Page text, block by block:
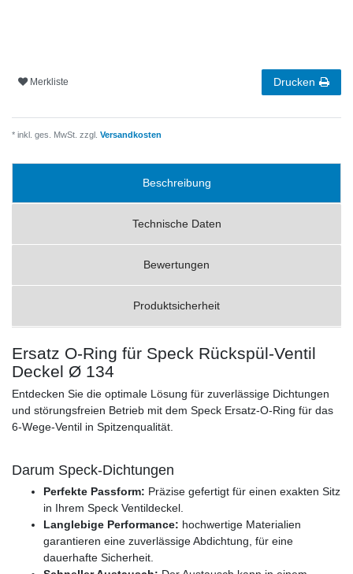
Merkliste Drucken
* inkl. ges. MwSt. zzgl. Versandkosten
Beschreibung
Technische Daten
Bewertungen
Produktsicherheit
Ersatz O-Ring für Speck Rückspül-Ventil
Deckel Ø 134
Entdecken Sie die optimale Lösung für zuverlässige Dichtungen
und störungsfreien Betrieb mit dem Speck Ersatz-O-Ring für das
6-Wege-Ventil in Spitzenqualität.
Darum Speck-Dichtungen
Perfekte Passform: Präzise gefertigt für einen exakten Sitz
in Ihrem Speck Ventildeckel.
Langlebige Performance: hochwertige Materialien
garantieren eine zuverlässige Abdichtung, für eine
dauerhafte Sicherheit.